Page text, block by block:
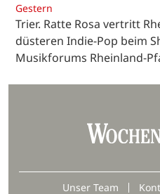
Gestern
Trier. Ratte Rosa vertritt
düsteren Indie-Pop beim
Musikforums Rheinland-
Unser Team